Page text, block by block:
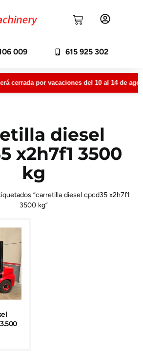
009 615 925 302
cerrada por vacaciones del 10 al 14 de
diesel
x2h7f1 3500
kg
“carretilla diesel cpcd35 x2h7f1
3500 kg”